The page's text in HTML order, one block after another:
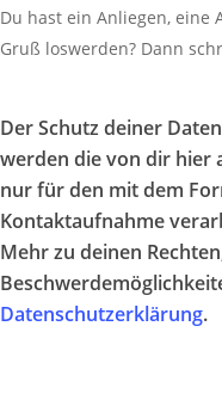
Du hast ein Anliegen, eine
Gruß loswerden? Dann
Der Schutzdeiner
werden die vondir hier
nur für den mit dem
Kontaktaufnahme
Mehr zudeinen
Datenschutzerklärung.